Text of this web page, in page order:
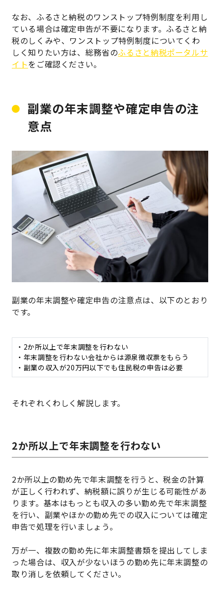
なお、ふるさと納税のワンストップ特例制度を利用し
ている場合は確定申告が不要になります。ふるさと納
税のしくみや、ワンストップ特例制度についてくわ
しく知りたい方は、総務省のふるさと納税ポータルサ
イトをご確認ください。
副業の年末調整や確定申告の注
意点
副業の年末調整や確定申告の注意点は、以下のとおり
です。
・2か所以上で年末調整を行わない
・年末調整を行わない会社からは源泉徴収票をもらう
・副業の収入が20万円以下でも住民税の申告は必要
それぞれくわしく解説します。
2か所以上で年末調整を行わない
2か所以上の勤め先で年末調整を行うと、税金の計算
が正しく行われず、納税額に誤りが生じる可能性があ
ります。基本はもっとも収入の多い勤め先で年末調整
を行い、副業やほかの勤め先での収入については確定
申告で処理を行いましょう。
万が一、複数の勤め先に年末調整書類を提出してしま
った場合は、収入が少ないほうの勤め先に年末調整の
取り消しを依頼してください。